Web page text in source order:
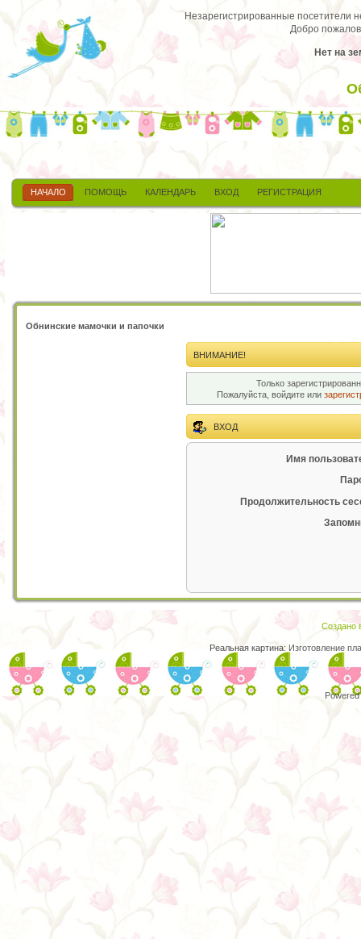
Незарегистрированные посетители
Добро
Нет на
НАЧАЛО ПОМОЩЬ КАЛЕНДАРЬ ВХОД РЕГИСТРАЦИЯ
Обнинские мамочки и папочки
ВНИМАНИЕ!
Только
Пожалуйста, войдите или
ВХОД
Имя
Продолжительность
Создано
Реальная картина: Изготовление